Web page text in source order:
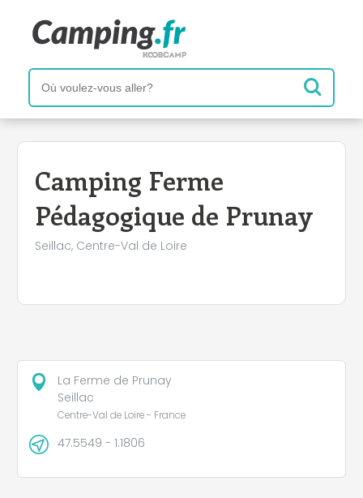
Camping Ferme
Pédagogique de Prunay
Seillac, Centre-Val de Loire
La Ferme de Prunay
Seillac
Centre-Val de Loire - France
47.5549 - 1.1806